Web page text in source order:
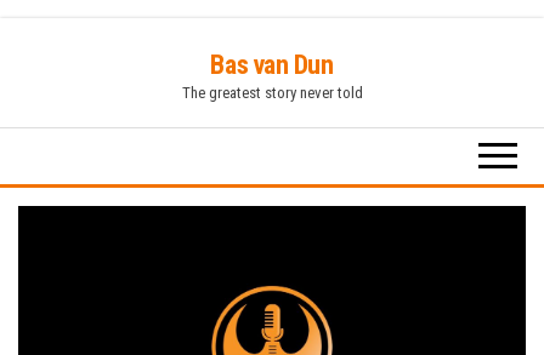
inhoud
Bas van Dun
The greatest story never told